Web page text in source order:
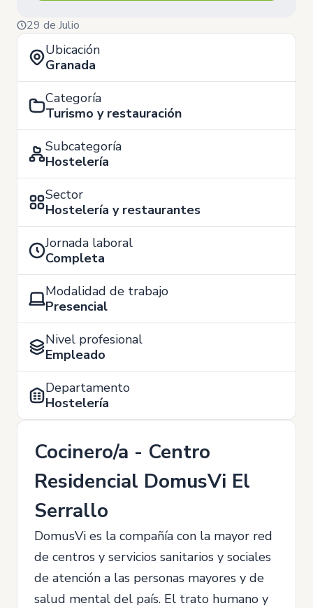
29 de Julio
Ubicación
Granada
Categoría
Turismo y restauración
Subcategoría
Hostelería
Sector
Hostelería y restaurantes
Jornada laboral
Completa
Modalidad de trabajo
Presencial
Nivel profesional
Empleado
Departamento
Hostelería
Cocinero/a - Centro
Residencial DomusVi El
Serrallo
DomusVi es la compañía con la mayor red
de centros y servicios sanitarios y sociales
de atención a las personas mayores y de
salud mental del país. El trato humano y